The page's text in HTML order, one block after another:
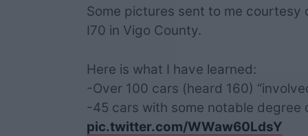
Some pictures sent to me courtesy
I70 in Vigo County.
Here is what I have learned:
-Over 100 cars (heard 160)
-45 cars with some notable degree
pic.twitter.com/WWaw60LdsY